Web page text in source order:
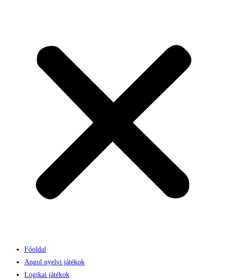
Főoldal
Angol nyelvi játékok
Logikai játékok